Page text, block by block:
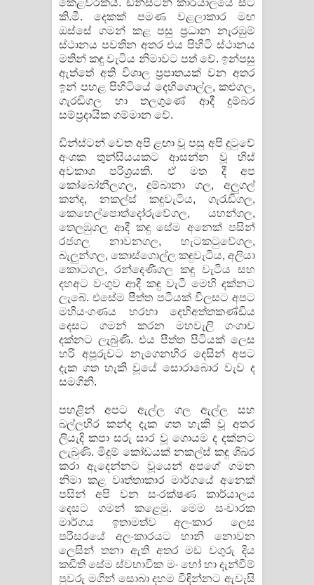
කෙළවරකයි. ඩීන්ස්ටන් කාර්යාලයේ සිට
කි.මී. දෙකක් පමණ වළලාකාර මඟ
ඔස්සේ ගමන් කළ පසු ප්‍රධාන නැරඹුම්
ස්ථානය පවතින අතර එය පිහිටි ස්ථානය
මතින් කඳු වැටිය නිමාවට පත් වේ. ඉන්පසු
ඇත්තේ අති විශාල ප්‍රපාතයක් වන අතර
ඉන් පහළ පිහිටියේ දෙහිගොල්ල, කළුගල,
ගැරඬිගල හා තලගුණේ ආදී දුම්බර
සම්ප්‍රදායික ගම්මාන වේ.
ඩීන්ස්ටන් වෙත අපි ළඟා වූ පසු අපි දුටුවේ
අංශක තුන්සියයකට ආසන්න වූ හිස්
අවකාශ පරිශ්‍රයකි. ඒ මත දී අප
කෝබෝනීලගල, දුම්බානා ගල, අලුගල්
කන්ද, නකල්ස් කඳුවැටිය, ගැරැඬිගල,
කෙහෙල්පොත්දෝරුවේගල, යහන්ගල,
තෙලඹුගල ආදී කඳු සේම අනෙක් පසින්
රජගල නාවනගල, හැටකටුවේගල,
බැලුන්ගල, කොස්ගොල්ල කඳුවැටිය, අලියා
කොටගල, රන්දෙණිගල කඳු වැටිය සහ
දහඅට වංගුව ආදී කඳු වැටී මෙහි දක්නට
ලැබේ. එසේම පීත්ත පටියක් විලසට අපට
මහියංගණය හරහා දෙහිඅත්තකණ්ඩිය
දෙසට ගමන් කරන මහවැලි ගංගාව
දක්නට ලැබුණි. එය පීත්ත පිටියක් ලෙස
හරි අපූරුවට නැගෙනහිර දෙසින් අපට
දැක ගත හැකි වූයේ සොරාබොර වැව ද
සමගිනි.
පහළින් අපට ඇල්ල ගල ඇල්ල සහ
බල්ලහිර කන්ද දැක ගත හැකි වූ අතර
ලියැදි කපා සරු සාර වූ ගොයම ද දක්නට
ලැබුණි. මීදුම් කෝඩයක් නකල්ස් කඳු ශිඛර
කරා ඇදෙන්නට වූයෙන් අපගේ ගමන
නිමා කළ වෘත්තාකාර මාර්ගයේ අනෙක්
පසින් අපි වන සංරක්ෂණ කාර්යාලය
දෙසට ගමන් කළෙමු. මෙම සංචාරක
මාර්ගය ඉතාමත්ව අලංකාර ලෙස
පරිසරයේ අලංකාරයට හානි නොවන
ලෙසින් තනා ඇති අතර මඩ වගුරු දිය
කඩිති සේම ස්වභාවික මං හෝ හා දැන්වීම්
පුවරු මගින් ​සොබා දහම විඳින්නට ඇවැසි